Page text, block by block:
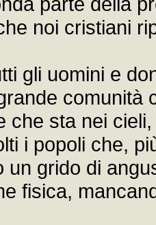
noi cristiani
gli uomini e
comunità
che sta nei
i popoli che,
un grido di
fisica,